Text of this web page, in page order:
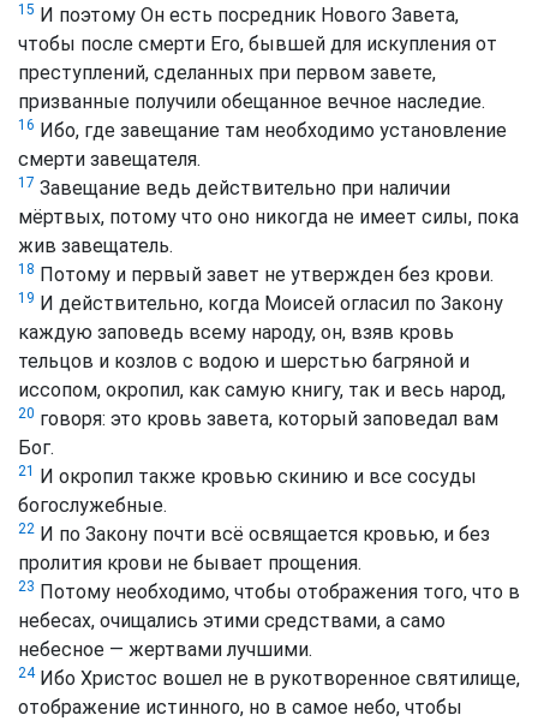
15 И поэтому Он есть посредник Нового Завета,
чтобы после смерти Его, бывшей для искупления от
преступлений, сделанных при первом завете,
призванные получили обещанное вечное наследие.
16 Ибо, где завещание там необходимо установление
смерти завещателя.
17 Завещание ведь действительно при наличии
мёртвых, потому что оно никогда не имеет силы, пока
жив завещатель.
18 Потому и первый завет не утвержден без крови.
19 И действительно, когда Моисей огласил по Закону
каждую заповедь всему народу, он, взяв кровь
тельцов и козлов с водою и шерстью багряной и
иссопом, окропил, как самую книгу, так и весь народ,
20 говоря: это кровь завета, который заповедал вам
Бог.
21 И окропил также кровью скинию и все сосуды
богослужебные.
22 И по Закону почти всё освящается кровью, и без
пролития крови не бывает прощения.
23 Потому необходимо, чтобы отображения того, что в
небесах, очищались этими средствами, а само
небесное — жертвами лучшими.
24Ибо Христос вошел не в рукотворенное святилище,
отображение истинного, но в самое небо, чтобы